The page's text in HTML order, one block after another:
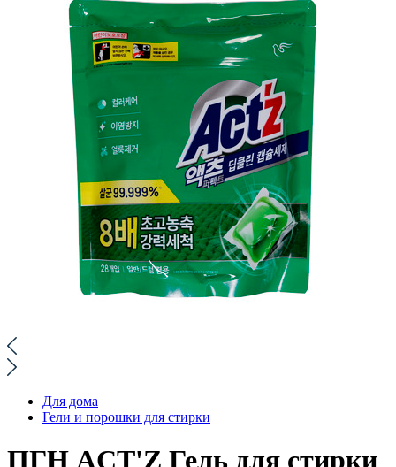
Для дома
Гели и порошки для стирки
ПГН ACT'Z Гель для стирки